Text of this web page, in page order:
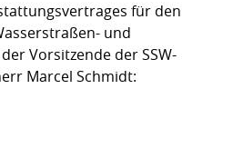
für den
und
Vorsitzende der SSW-
Marcel Schmidt: